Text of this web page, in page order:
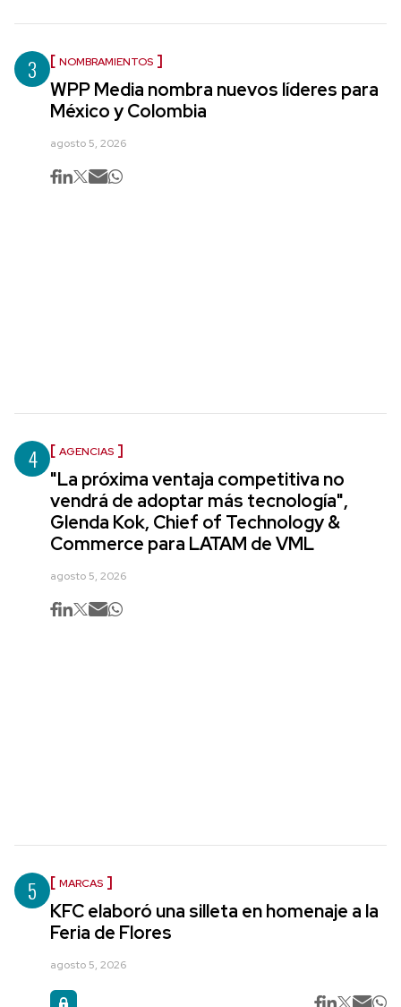
3 NOMBRAMIENTOS
WPP Media nombra nuevos líderes para
México y Colombia
agosto 5, 2026
4 AGENCIAS
"La próxima ventaja competitiva no
vendrá de adoptar más tecnología",
Glenda Kok, Chief of Technology &
Commerce para LATAM de VML
agosto 5, 2026
5 MARCAS
KFC elaboró una silleta en homenaje a la
Feria de Flores
agosto 5, 2026